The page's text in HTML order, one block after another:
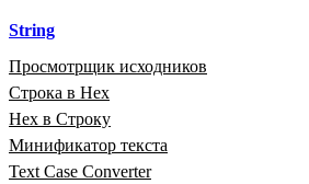
String
Просмотрщик исходников
Строка в Hex
Hex в Строку
Минификатор текста
Text Case Converter